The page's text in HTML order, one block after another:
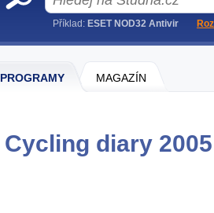
PROGRAMY MAGAZÍN
Cycling diary
Příklad: ESET NOD32 Antivir